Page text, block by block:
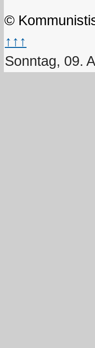
©
↑↑↑
Sonntag, 09.